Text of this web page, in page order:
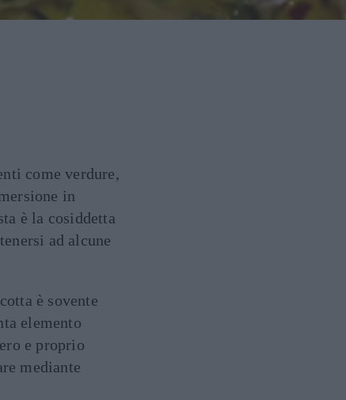
come verdure,
in
è la cosiddetta
ad alcune
è sovente
elemento
e proprio
mediante